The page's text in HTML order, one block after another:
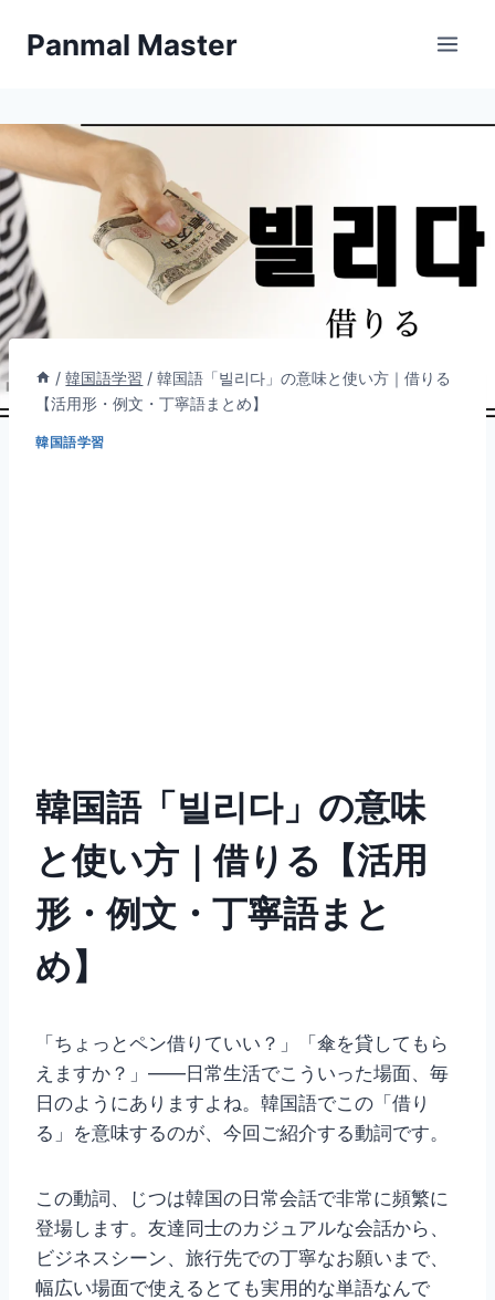
キ
ッ
プ
Panmal Master
/ 韓国語学習 / 韓国語「빌리다」の意味と使い方｜借りる
【活用形・例文・丁寧語まとめ】
韓国語学習
韓国語「빌리다」の意味
と使い方｜借りる【活用
形・例文・丁寧語まと
め】
「ちょっとペン借りていい？」「傘を貸してもら
えますか？」——日常生活でこういった場面、毎
日のようにありますよね。韓国語でこの「借り
る」を意味するのが、今回ご紹介する動詞です。
この動詞、じつは韓国の日常会話で非常に頻繁に
登場します。友達同士のカジュアルな会話から、
ビジネスシーン、旅行先での丁寧なお願いまで、
幅広い場面で使えるとても実用的な単語なんで